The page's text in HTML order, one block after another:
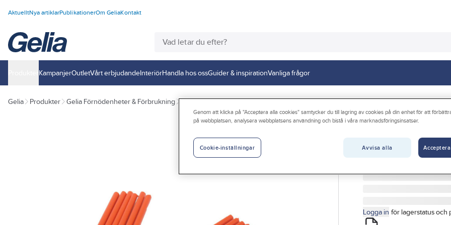
AktuelltNya artiklarPublikationerOm GeliaKontakt
KampanjerOutletVårt erbjudandeInteriörHandla hos ossGuider & inspirationVanliga frågor
Gelia Produkter Gelia Förnödenheter & Förbrukning Skyltar Avspärrning
SNÖKÄPP ORANGE 2M
5019683801
Logga in för lagerstatus och
Genom att klicka på "Acceptera alla cookies" samtycker du till lagring av cookies på din enhet för att
på webbplatsen, analysera webbplatsens användning och bistå i våra marknadsföringsinsatser.
Avvisa alla
Cookie-inställningar